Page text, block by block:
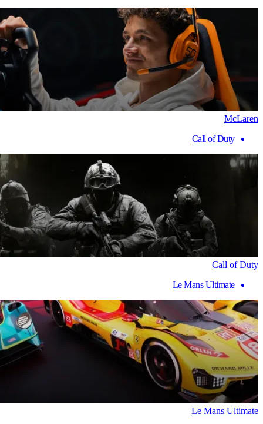
McLaren
Call of Duty
Call of Duty
Le Mans Ultimate
Le Mans Ultimate